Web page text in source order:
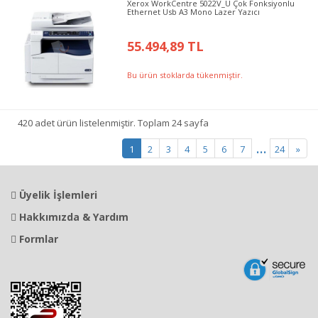
Xerox WorkCentre 5022V_U Çok Fonksiyonlu
Ethernet Usb A3 Mono Lazer Yazıcı
55.494,89 TL
Bu ürün stoklarda tükenmiştir.
420 adet ürün listelenmiştir. Toplam 24 sayfa
1 2 3 4 5 6 7 ... 24 »
Üyelik İşlemleri
Hakkımızda & Yardım
Formlar